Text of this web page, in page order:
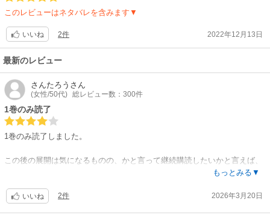
このレビューはネタバレを含みます▼
いいね 2件 2022年12月13日
最新のレビュー
さんたろう さん
(女性/50代) 総レビュー数：300件
1巻のみ読了
1巻のみ読了しました。
この後の展開は気になるものの、かと言って継続購読したいかと言えば、
青年漫画のため仕方がないのですが、お嬢様の胸は半分くらいのボリュー
もっとみる▼
いいね 2件 2026年3月20日